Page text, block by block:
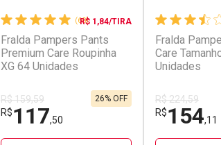
(60)
R$ 1,84/TIRA
Fralda Pampers Pants
Premium Care Roupinha
XG 64 Unidades
R$ 159,59
R$117,50
26% OFF
Fralda
Care Tamanho
Unidades
R$ 224,59
R$154,11